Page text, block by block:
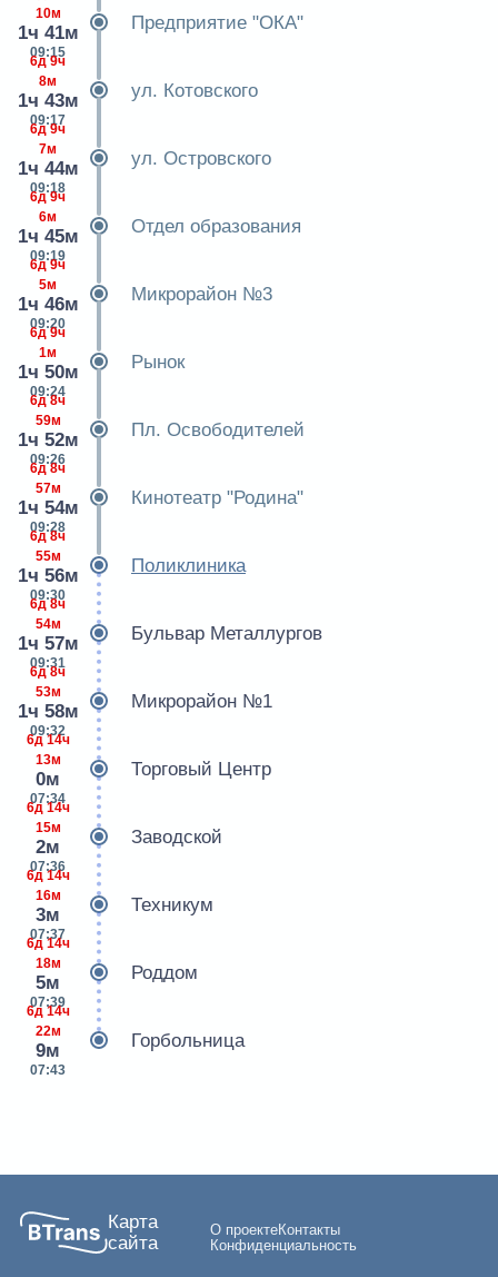
10м
1ч 41м
09:15
Предприятие "ОКА"
6д 9ч
8м
1ч 43м
09:17
ул. Котовского
6д 9ч
7м
1ч 44м
09:18
ул. Островского
6д 9ч
6м
1ч 45м
09:19
Отдел образования
6д 9ч
5м
1ч 46м
09:20
Микрорайон №3
6д 9ч
1м
1ч 50м
09:24
Рынок
6д 8ч
59м
1ч 52м
09:26
Пл. Освободителей
6д 8ч
57м
1ч 54м
09:28
Кинотеатр "Родина"
6д 8ч
55м
1ч 56м
09:30
Поликлиника
6д 8ч
54м
1ч 57м
09:31
Бульвар Металлургов
6д 8ч
53м
1ч 58м
09:32
Микрорайон №1
6д 14ч
13м
0м
07:34
Торговый Центр
6д 14ч
15м
2м
07:36
Заводской
6д 14ч
16м
3м
07:37
Техникум
6д 14ч
18м
5м
07:39
Роддом
6д 14ч
22м
9м
07:43
Горбольница
Карта
сайта
О проектеКонтакты
Конфиденциальность